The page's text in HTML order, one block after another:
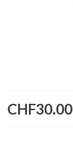
CHF30.00